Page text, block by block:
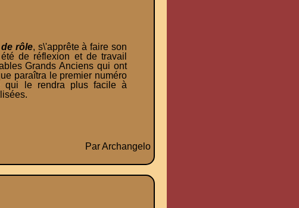
rôle, s\'apprête à faire son
de réflexion et de travail
Grands Anciens qui ont
paraîtra le premier numéro
qui le rendra plus facile à
Par Archangelo